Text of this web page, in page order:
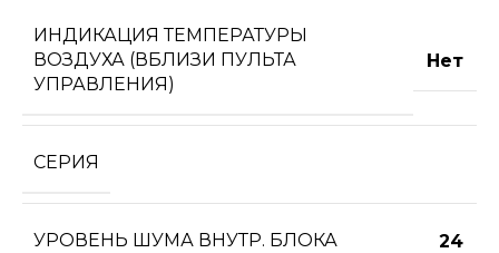
ИНДИКАЦИЯ ТЕМПЕРАТУРЫ
ВОЗДУХА (ВБЛИЗИ ПУЛЬТА
УПРАВЛЕНИЯ)
Нет
СЕРИЯ
УРОВЕНЬ ШУМА ВНУТР. БЛОКА 24